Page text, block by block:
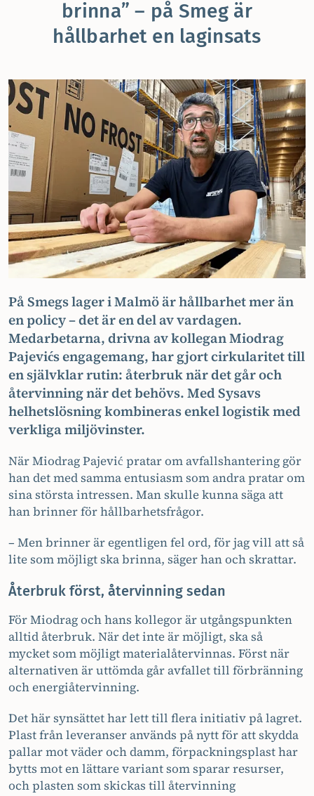
brinna” – på Smeg är
hållbarhet en laginsats
På Smegs lager i Malmö är hållbarhet mer än
en policy – det är en del av vardagen.
Medarbetarna, drivna av kollegan Miodrag
Pajevićs engagemang, har gjort cirkularitet till
en självklar rutin: återbruk när det går och
återvinning när det behövs. Med Sysavs
helhetslösning kombineras enkel logistik med
verkliga miljövinster.
När Miodrag Pajević pratar om avfallshantering gör
han det med samma entusiasm som andra pratar om
sina största intressen. Man skulle kunna säga att
han brinner för hållbarhetsfrågor.
– Men brinner är egentligen fel ord, för jag vill att så
lite som möjligt ska brinna, säger han och skrattar.
Återbruk först, återvinning sedan
För Miodrag och hans kollegor är utgångspunkten
alltid återbruk. När det inte är möjligt, ska så
mycket som möjligt materialåtervinnas. Först när
alternativen är uttömda går avfallet till förbränning
och energiåtervinning.
Det här synsättet har lett till flera initiativ på lagret.
Plast från leveranser används på nytt för att skydda
pallar mot väder och damm, förpackningsplast har
bytts mot en lättare variant som sparar resurser,
och plasten som skickas till återvinning